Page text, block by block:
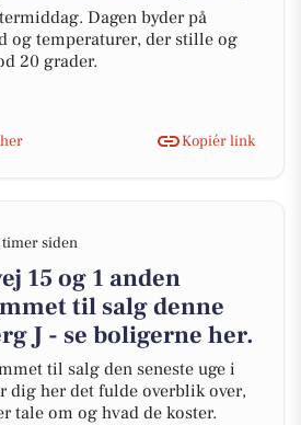
Dagen byder på
og temperaturer, der stille og
20 grader.
Kopiér link
siden
15 og 1 anden
til salg denne
J - se boligerne her.
til salg den seneste uge i
dig her det fulde overblik over,
tale om og hvad de koster.